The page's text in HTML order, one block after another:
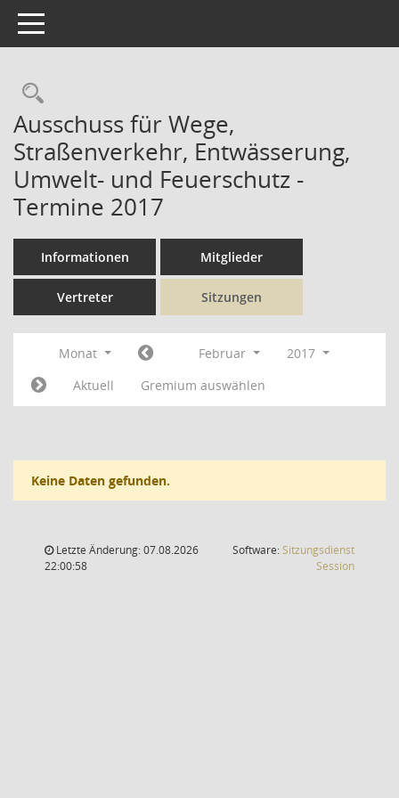
Toggle navigation
Rechercheauswahl
Ausschuss für Wege,
Straßenverkehr, Entwässerung,
Umwelt- und Feuerschutz -
Termine 2017
Informationen Mitglieder
Vertreter Sitzungen
Monat Februar
2017
Aktuell
Gremium auswählen
Keine Daten gefunden.
Letzte Änderung: 07.08.2026
22:00:58
Software:Sitzungsdienst
Session(Wird in